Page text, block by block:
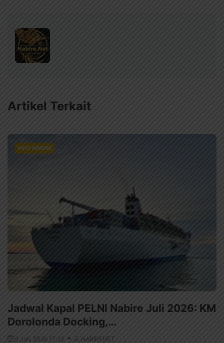
Artikel Terkait
INFO NABIRE
Jadwal Kapal PELNI Nabire Juli 2026: KM
Dorolonda Docking,…
6 Juli, 2026 17:35 NABIRENET